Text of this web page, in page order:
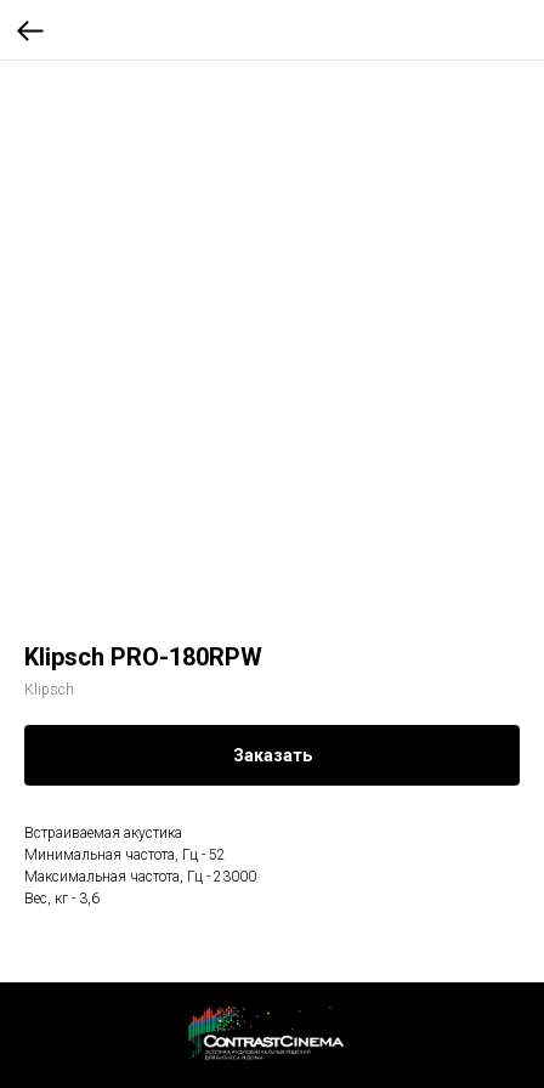
Klipsch PRO-180RPW
Klipsch
Заказать
Встраиваемая акустика
Минимальная частота, Гц - 52
Максимальная частота, Гц - 23000
Вес, кг - 3,6